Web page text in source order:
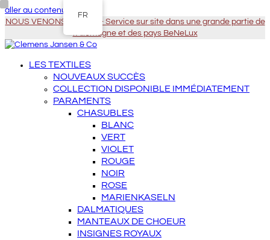
aller au contenu principal
NOUS VENONS À VOUS - Service sur site dans une grande partie de
l'Allemagne et des pays BeNeLux
LES TEXTILES
NOUVEAUX SUCCÈS
COLLECTION DISPONIBLE IMMÉDIATEMENT
PARAMENTS
CHASUBLES
BLANC
VERT
VIOLET
ROUGE
NOIR
ROSE
MARIENKASELN
DALMATIQUES
MANTEAUX DE CHOEUR
INSIGNES ROYAUX
FR